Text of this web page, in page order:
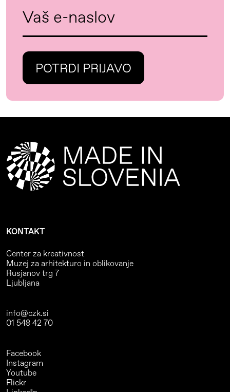
KONTAKT
Center za kreativnost
Muzej za arhitekturo in oblikovanje
Rusjanov trg 7
Ljubljana
info@czk.si
01 548 42 70
Facebook
Instagram
Youtube
Flickr